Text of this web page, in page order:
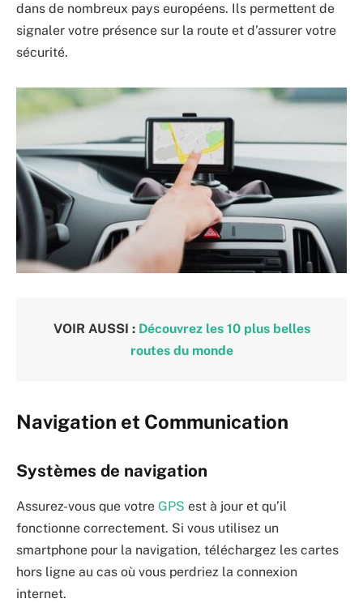
dans de nombreux pays européens. Ils permettent de
signaler votre présence sur la route et d’assurer votre
sécurité.
VOIR AUSSI : Découvrez les 10 plus belles
routes du monde
Navigation et Communication
Systèmes de navigation
Assurez-vous que votre GPS est à jour et qu’il
fonctionne correctement. Si vous utilisez un
smartphone pour la navigation, téléchargez les cartes
hors ligne au cas où vous perdriez la connexion
internet.